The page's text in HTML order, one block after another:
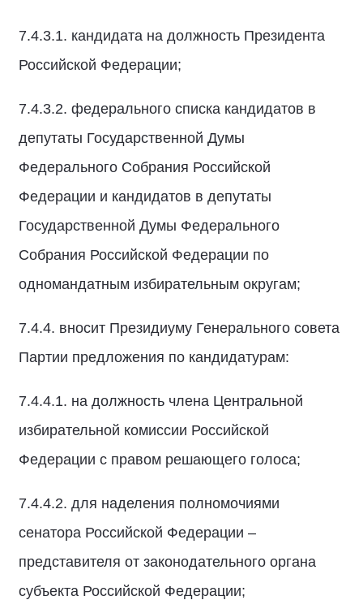
7.4.3.1. кандидата на должность Президента
Российской Федерации;
7.4.3.2. федерального списка кандидатов в
депутаты Государственной Думы
Федерального Собрания Российской
Федерации и кандидатов в депутаты
Государственной Думы Федерального
Собрания Российской Федерации по
одномандатным избирательным округам;
7.4.4. вносит Президиуму Генерального совета
Партии предложения по кандидатурам:
7.4.4.1. на должность члена Центральной
избирательной комиссии Российской
Федерации с правом решающего голоса;
7.4.4.2. для наделения полномочиями
сенатора Российской Федерации –
представителя от законодательного органа
субъекта Российской Федерации;